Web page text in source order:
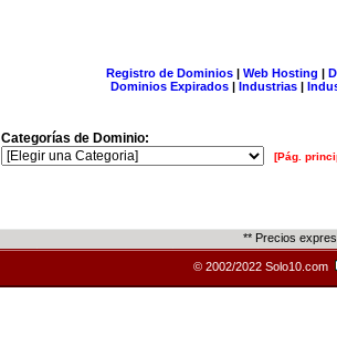
Registro de Dominios| Web Hosting |
Dominios Expirados | Industrias |
Categorías de Dominio:
[Pág.
** Precios
© 2002/2022 Solo10.com